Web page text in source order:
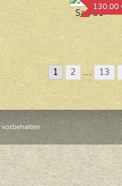
Sari 31
130.00
1 2 … 13